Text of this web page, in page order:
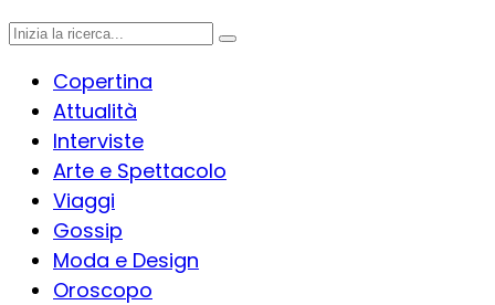
Copertina
Attualità
Interviste
Arte e Spettacolo
Viaggi
Gossip
Moda e Design
Oroscopo